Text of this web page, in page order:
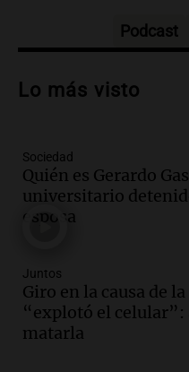
Audio.Debate en
la soberanía
Audio.
de semana
marchan contra
Panorama Federal
Audio.
El
adelantó su
Viva la Radio
Episodios
Podcast
Lo más visto
Sociedad
Quién es Gerardo
universitario
esposa
Juntos
Giro en la causa de
“explotó el celular”:
matarla